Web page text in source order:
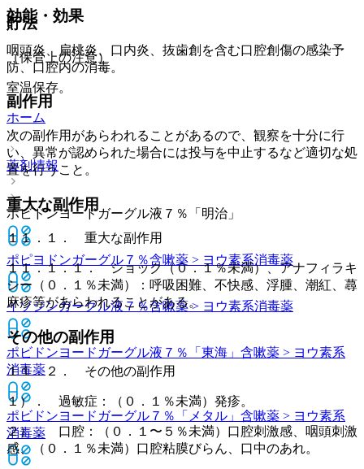
貯法
（保管上の注意）
室温保存。
ホーム
薬剤情報
ポビドンヨードガーグル液７％「明治」
ポピヨドンガーグル７％含嗽薬 > ヨウ素系消毒薬
イソジンガーグル液７％含嗽薬 > ヨウ素系消毒薬
ポビドンヨードガーグル液７％「東海」 含嗽薬 > ヨウ素系
消毒薬
ポビドンヨードガーグル７％「メタル」 含嗽薬 > ヨウ素系
消毒薬
効能・効果
咽頭炎、扁桃炎、口内炎、抜歯創を含む口腔創傷の感染予
防、口腔内の消毒。
副作用
次の副作用があらわれることがあるので、観察を十分に行
い、異常が認められた場合には投与を中止するなど適切な処
置を行うこと。
重大な副作用
１１．１． 重大な副作用
１１．１．１． ショック（０．１％未満）、アナフィラキ
シー（０．１％未満）：呼吸困難、不快感、浮腫、潮紅、蕁
麻疹等があらわれることがある。
その他の副作用
１１．２． その他の副作用
１）． 過敏症：（０．１％未満）発疹。
２）． 口腔：（０．１〜５％未満）口腔刺激感、咽頭刺激
感、（０．１％未満）口腔粘膜びらん、口中のあれ。